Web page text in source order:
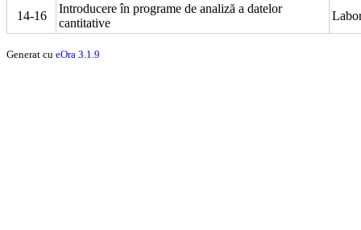
14-16
Introducere în programe de analiză a datelor
cantitative
Generat cu eOra 3.1.9